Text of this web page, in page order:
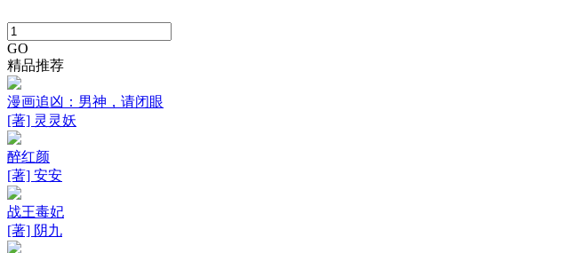
GO
精品推荐
漫画追凶：男神，请闭眼
[著] 灵灵妖
醉红颜
[著] 安安
战王毒妃
[著] 阴九